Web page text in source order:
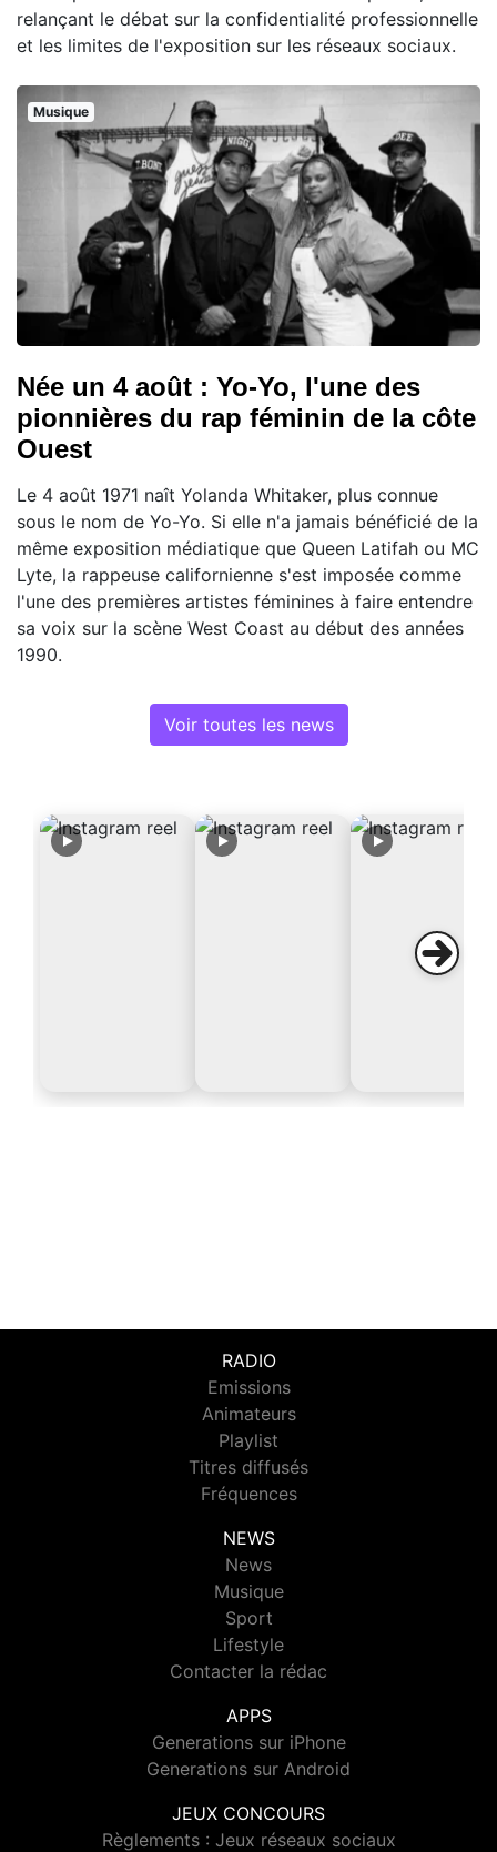
relançant le débat sur la confidentialité professionnelle
et les limites de l'exposition sur les réseaux sociaux.
Musique
Née un 4 août : Yo-Yo, l'une des
pionnières du rap féminin de la côte
Ouest
Le 4 août 1971 naît Yolanda Whitaker, plus connue
sous le nom de Yo-Yo. Si elle n'a jamais bénéficié de la
même exposition médiatique que Queen Latifah ou MC
Lyte, la rappeuse californienne s'est imposée comme
l'une des premières artistes féminines à faire entendre
sa voix sur la scène West Coast au début des années
1990.
Voir toutes les news
RADIO
Emissions
Animateurs
Playlist
Titres diffusés
Fréquences
NEWS
News
Musique
Sport
Lifestyle
Contacter la rédac
APPS
Generations sur iPhone
Generations sur Android
JEUX CONCOURS
Règlements : Jeux réseaux sociaux